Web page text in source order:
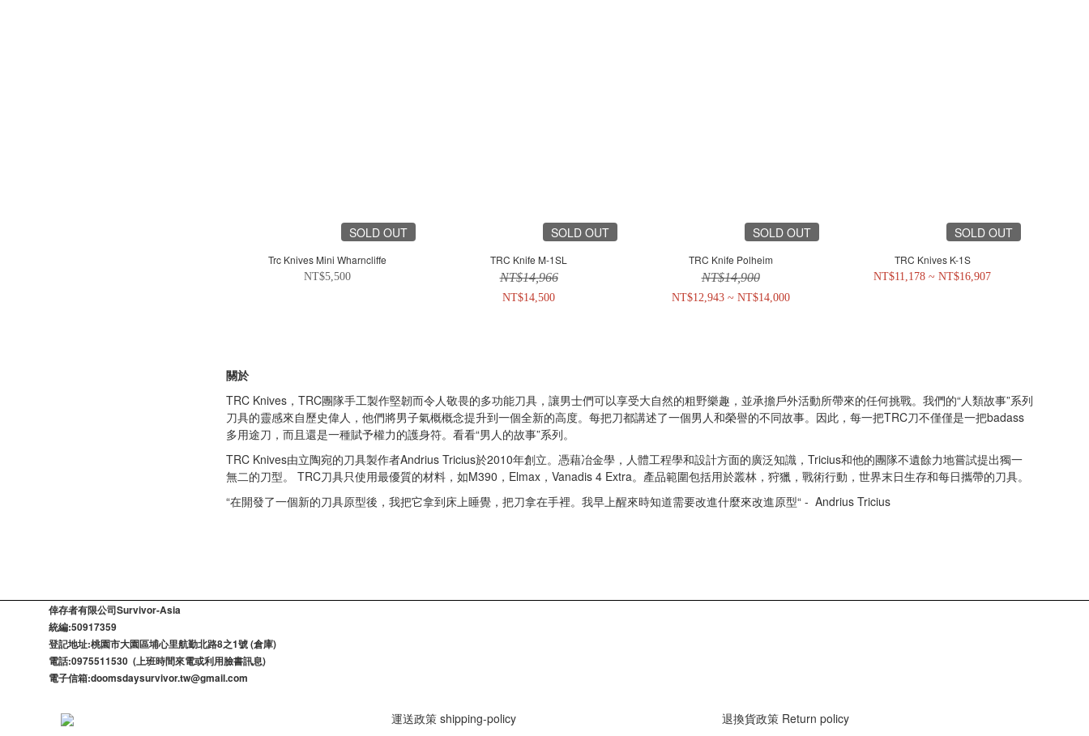
SOLD OUT
Trc Knives Mini Wharncliffe
NT$5,500
SOLD OUT
TRC Knife M-1SL
NT$14,966
NT$14,500
SOLD OUT
TRC Knife Polheim
NT$14,900
NT$12,943 ~ NT$14,000
SOLD OUT
TRC Knives K-1S
NT$11,178 ~ NT$16,907
關於
TRC Knives，TRC團隊手工製作堅韌而令人敬畏的多功能刀具，讓男士們可以享受大自然的粗野樂趣，並承擔戶外活動所帶來的任何挑戰。我們的“人類故事”系列
刀具的靈感來自歷史偉人，他們將男子氣概概念提升到一個全新的高度。每把刀都講述了一個男人和榮譽的不同故事。因此，每一把TRC刀不僅僅是一把badass
多用途刀，而且還是一種賦予權力的護身符。看看“男人的故事”系列。
TRC Knives由立陶宛的刀具製作者Andrius Tricius於2010年創立。憑藉冶金學，人體工程學和設計方面的廣泛知識，Tricius和他的團隊不遺餘力地嘗試提出獨一
無二的刀型。 TRC刀具只使用最優質的材料，如M390，Elmax，Vanadis 4 Extra。產品範圍包括用於叢林，狩獵，戰術行動，世界末日生存和每日攜帶的刀具。
“在開發了一個新的刀具原型後，我把它拿到床上睡覺，把刀拿在手裡。我早上醒來時知道需要改進什麼來改進原型“ - Andrius Tricius
倖存者有限公司Survivor-Asia
統編:50917359
登記​地址:桃園市大園區埔心里航勤北路8之1號 (倉庫)
電話:0975511530 (上班時間來電或利用臉書訊息)
電子信箱:doomsdaysurvivor.tw@gmail.com
運送政策 shipping-policy 退換貨政策 Return policy